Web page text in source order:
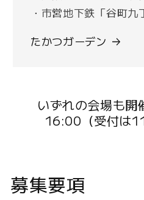
・市営地下鉄「谷町
たかつガーデン
いずれの会場も
16:00（受付は
募集要項